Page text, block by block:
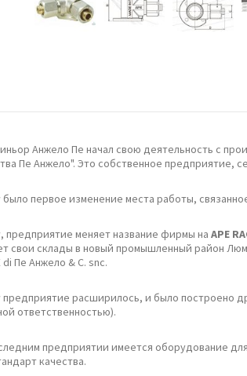
Анжело Пе начал свою деятельность с
Пе Анжело". Это собственное предприятие,
было первое изменение места работы,
предприятие меняет название фирмы на APE
свои склады в новый промышленный район
di Пе Анжело & C. snc.
предприятие расширилось, и было построено
ответственностью).
предприятии имеется оборудование
качества.